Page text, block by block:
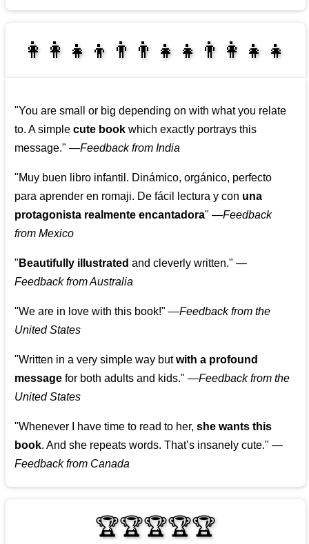
👩‍👩‍👧‍👦👨‍👨‍👧‍👧👨‍👩‍👧‍👧
👩‍👩‍👧‍👧👨‍👩‍👧‍👧
"You are small or big depending on with what you relate
to. A simplecute book which exactly portrays this
message." —Feedback from India
"Muy buen libro infantil. Dinámico, orgánico, perfecto
para aprender en romaji. De fácil lectura y con una
protagonista realmente encantadora" —Feedback
from Mexico
" Beautifully illustrated and cleverly written." —
Feedback from Australia
"We are in love with this book!" —Feedback from the
United States
"Written in a very simple way butwith a profound
message for both adults and kids." —Feedback from the
United States
"Whenever I have time to read to her,she wants this
book. And she repeats words. That’s insanely cute." —
Feedback from Canada
🏆🏆🏆🏆🏆